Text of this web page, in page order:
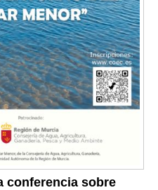
conferencia sobre